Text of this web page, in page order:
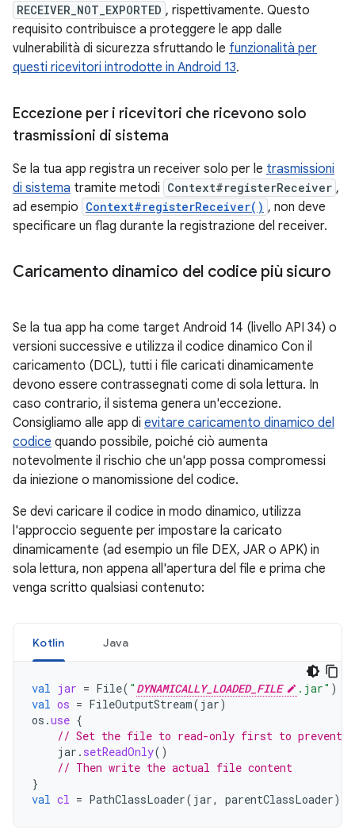
RECEIVER_NOT_EXPORTED , rispettivamente. Questo
requisito contribuisce a proteggere le app dalle
vulnerabilità di sicurezza sfruttando le funzionalità per
questi ricevitori introdotte in Android 13.
Eccezione per i ricevitori che ricevono solo
trasmissioni di sistema
Se la tua app registra un receiver solo per le trasmissioni
di sistema tramite metodi Context#registerReceiver ,
ad esempio Context#registerReceiver() , non deve
specificare un flag durante la registrazione del receiver.
Caricamento dinamico del codice più sicuro
Se la tua app ha come target Android 14 (livello API 34) o
versioni successive e utilizza il codice dinamico Con il
caricamento (DCL), tutti i file caricati dinamicamente
devono essere contrassegnati come di sola lettura. In
caso contrario, il sistema genera un'eccezione.
Consigliamo alle app di evitare caricamento dinamico del
codice quando possibile, poiché ciò aumenta
notevolmente il rischio che un'app possa compromessi
da iniezione o manomissione del codice.
Se devi caricare il codice in modo dinamico, utilizza
l'approccio seguente per impostare la caricato
dinamicamente (ad esempio un file DEX, JAR o APK) in
sola lettura, non appena all'apertura del file e prima che
venga scritto qualsiasi contenuto:
Kotlin Java
val jar = File( " DYNAMICALLY_LOADED_FILE .jar" )
val os = FileOutputStream( jar)
os .use {
// Set the file to read-only first to prevent
jar . setReadOnly()
// Then write the actual file content
}
val cl = PathClassLoader( jar, parentClassLoader)